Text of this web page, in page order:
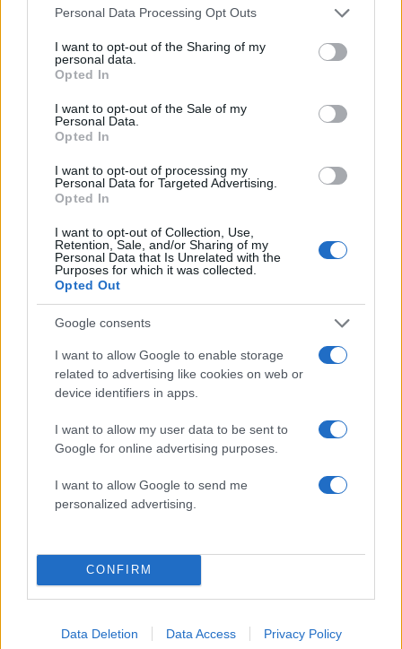
Please note that this website/app uses one or more Google
not limited to your visit or usage behaviour. You may click to
grant or deny consent to Google and its third-party tags to
use your data for below specified purposes in below Google
consent section.
Personal Data Processing Opt Outs
I want to opt-out of the Sharing of my
personal data.
Opted In
I want to opt-out of the Sale of my
Personal Data.
Opted In
I want to opt-out of processing my
Personal Data for Targeted Advertising.
Opted In
I want to opt-out of Collection, Use,
Retention, Sale, and/or Sharing of my
Personal Data that Is Unrelated with the
Purposes for which it was collected.
Opted Out
Google consents
I want to allow Google to enable storage
related to advertising like cookies on web or
device identifiers in apps.
I want to allow my user data to be sent to
Google for online advertising purposes.
I want to allow Google to send me
personalized advertising.
CONFIRM
Data Deletion Data Access Privacy Policy
Σχόλια
Σχολίασε εδώ
50 /50
Υποβολή σχολίου
Όροι Χρήσης . Το site προστατεύεται από reCAPTCHA, ισχύουν
Πολιτική Απορρήτου&Όροι Χρήσηςτης Google.
ΓΙΩΡΓΟΣ ΛΙΑΓΚΑΣ
ΜΑΡΙΑ ΑΝΤΩΝΑ
Ακολουθήστε το Νewsit.gr στο